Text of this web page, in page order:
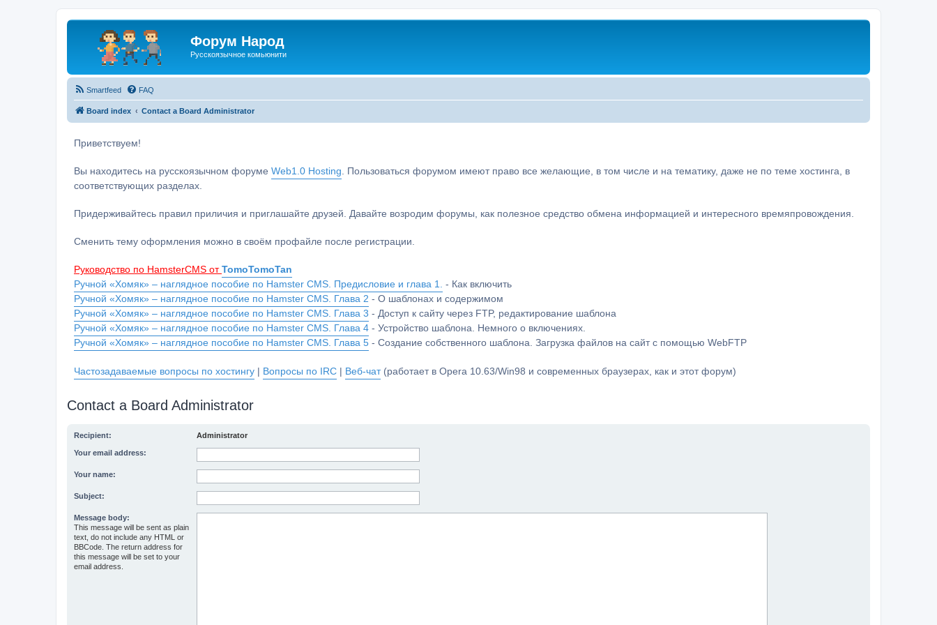
Форум Народ
Русскоязычное комьюнити
Smartfeed FAQ
Board index Contact a Board Administrator
Приветствуем!
Вы находитесь на русскоязычном форуме Web1.0 Hosting . Пользоваться форумом имеют право все желающие, в том числе и на тематику, даже не по теме хостинга, в
соответствующих разделах.
Придерживайтесь правил приличия и приглашайте друзей. Давайте возродим форумы, как полезное средство обмена информацией и интересного времяпровождения.
Сменить тему оформления можно в своём профайле после регистрации.
Руководство по HamsterCMS от TomoTomoTan
Ручной «Хомяк» – наглядное пособие по Hamster CMS. Предисловие и глава 1.
- Как включить
Ручной «Хомяк» – наглядное пособие по Hamster CMS. Глава 2 - О шаблонах и содержимом
Ручной «Хомяк» – наглядное пособие по Hamster CMS. Глава 3 - Доступ к сайту через FTP, редактирование шаблона
Ручной «Хомяк» – наглядное пособие по Hamster CMS. Глава 4 - Устройство шаблона. Немного о включениях.
Ручной «Хомяк» – наглядное пособие по Hamster CMS. Глава 5 - Создание собственного шаблона. Загрузка файлов на сайт с помощью WebFTP
Частозадаваемые вопросы по хостингу | Вопросы по IRC | Веб-чат(работает в Opera 10.63/Win98 и современных браузерах, как и этот форум)
Contact a Board Administrator
Recipient: Administrator
Your email address:
Your name:
Subject:
Message body:
This message will be sent as plain
text, do not include any HTML or
BBCode. The return address for
this message will be set to your
email address.